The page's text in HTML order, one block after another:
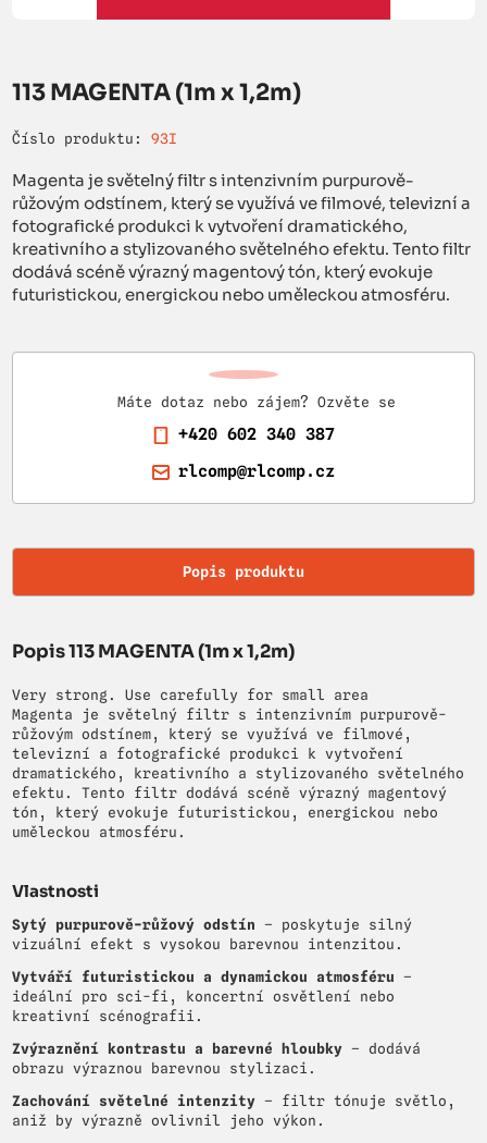
113 MAGENTA (1m x 1,2m)
Číslo produktu: 93I
Magenta je světelný filtr s intenzivním purpurově-
růžovým odstínem, který se využívá ve filmové, televizní a
fotografické produkci k vytvoření dramatického,
kreativního a stylizovaného světelného efektu. Tento filtr
dodává scéně výrazný magentový tón, který evokuje
futuristickou, energickou nebo uměleckou atmosféru.
Máte dotaz nebo zájem? Ozvěte se
+420 602 340 387
rlcomp@rlcomp.cz
Popis produktu
Popis 113 MAGENTA (1m x 1,2m)
Very strong. Use carefully for small area
Magenta je světelný filtr s intenzivním purpurově-
růžovým odstínem, který se využívá ve filmové,
televizní a fotografické produkci k vytvoření
dramatického, kreativního a stylizovaného světelného
efektu. Tento filtr dodává scéně výrazný magentový
tón, který evokuje futuristickou, energickou nebo
uměleckou atmosféru.
Vlastnosti
Sytý purpurově-růžový odstín – poskytuje silný
vizuální efekt s vysokou barevnou intenzitou.
Vytváří futuristickou a dynamickou atmosféru –
ideální pro sci-fi, koncertní osvětlení nebo
kreativní scénografii.
Zvýraznění kontrastu a barevné hloubky – dodává
obrazu výraznou barevnou stylizaci.
Zachování světelné intenzity – filtr tónuje světlo,
aniž by výrazně ovlivnil jeho výkon.